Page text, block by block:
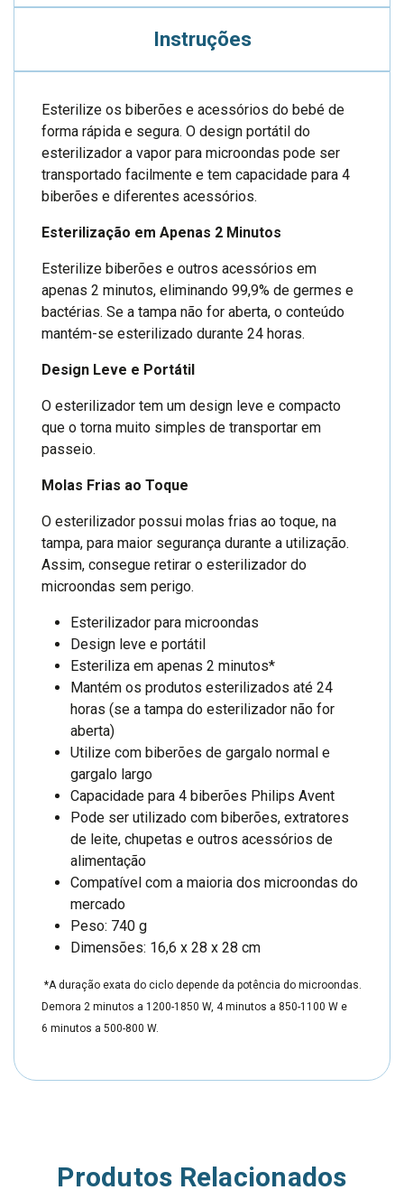
Instruções
Esterilize os biberões e acessórios do bebé de
forma rápida e segura. O design portátil do
esterilizador a vapor para microondas pode ser
transportado facilmente e tem capacidade para 4
biberões e diferentes acessórios.
Esterilização em Apenas 2 Minutos
Esterilize biberões e outros acessórios em
apenas 2 minutos, eliminando 99,9% de germes e
bactérias. Se a tampa não for aberta, o conteúdo
mantém-se esterilizado durante 24 horas.
Design Leve e Portátil
O esterilizador tem um design leve e compacto
que o torna muito simples de transportar em
passeio.
Molas Frias ao Toque
O esterilizador possui molas frias ao toque, na
tampa, para maior segurança durante a utilização.
Assim, consegue retirar o esterilizador do
microondas sem perigo.
Esterilizador para microondas
Design leve e portátil
Esteriliza em apenas 2 minutos*
Mantém os produtos esterilizados até 24
horas (se a tampa do esterilizador não for
aberta)
Utilize com biberões de gargalo normal e
gargalo largo
Capacidade para 4 biberões Philips Avent
Pode ser utilizado com biberões, extratores
de leite, chupetas e outros acessórios de
alimentação
Compatível com a maioria dos microondas do
mercado
Peso: 740 g
Dimensões: 16,6 x 28 x 28 cm
*A duração exata do ciclo depende da potência do microondas.
Demora 2 minutos a 1200-1850 W, 4 minutos a 850-1100 W e
6 minutos a 500-800 W.
Produtos Relacionados